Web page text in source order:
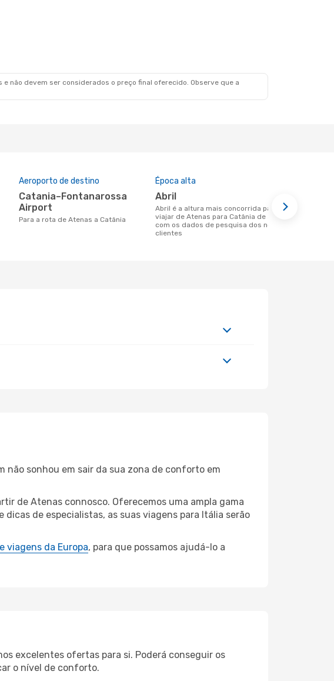
não devem ser considerados o preço final oferecido. Observe que a
Aeroporto de destino
Catania–Fontanarossa
Airport
Para a rota de Atenas a Catânia
Época alta
abril
abril é a altura mais concorrida para
viajar de Atenas para Catânia de acordo
com os dados de pesquisa dos nossos
clientes
não sonhou em sair da sua zona de conforto em
de Atenas connosco. Oferecemos uma ampla gama
de especialistas, as suas viagens para Itália serão
viagens da Europa, para que possamos ajudá-lo a
excelentes ofertas para si. Poderá conseguir os
o nível de conforto.